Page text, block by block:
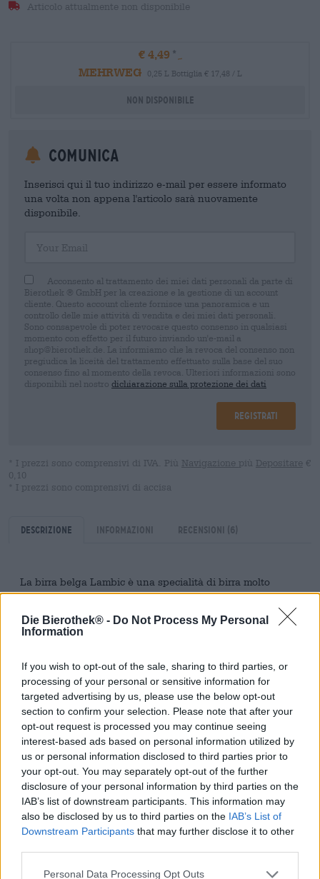
Die Bierothek® - Do Not Process My Personal
Information
If you wish to opt-out of the sale, sharing to third parties, or
processing of your personal or sensitive information for
targeted advertising by us, please use the below opt-out
section to confirm your selection. Please note that after your
opt-out request is processed you may continue seeing
interest-based ads based on personal information utilized by
us or personal information disclosed to third parties prior to
your opt-out. You may separately opt-out of the further
disclosure of your personal information by third parties on the
IAB’s list of downstream participants. This information may
also be disclosed by us to third parties on the IAB’s List of
Downstream Participants that may further disclose it to other
Personal Data Processing Opt Outs
Articolo attualmente non disponibile
€ 4,49
MEHRWEG
0,25 L Bottiglia € 17,48 / L
Non disponibile
Comunica
Inserisci qui il tuo indirizzo e-mail per essere informato
una volta non appena l'articolo sarà nuovamente
disponibile.
Acconsento al trattamento dei miei dati personali da parte di
Bierothek ® GmbH per la creazione e la gestione di un account
cliente. Questo account cliente fornisce una panoramica e un
controllo delle mie attività di vendita e dei miei dati personali.
Sono consapevole di poter revocare questo consenso in qualsiasi
momento con effetto per il futuro inviando un'e-mail a
shop@bierothek.de. La informiamo che la revoca del consenso non
pregiudica la liceità del trattamento effettuato sulla base del suo
consenso fino al momento della revoca. Ulteriori informazioni sono
disponibili nel nostro dichiarazione sulla protezione dei dati
Registrati
* I prezzi sono comprensivi di IVA. Più Navigazione più Depositare €
0,10
* I prezzi sono comprensivi di accisa
Descrizione Informazioni Recensioni (6)
La birra belga Lambic è una specialità di birra molto
speciale che potrebbe sembrare strana ai bevitori di birra
spontaneamente e solitamente ulteriormente elaborate.
Geuze, Kriek e altre birre acide sono basate sulle birre
di birra insoliti e produce birre eccellenti.
Il loro Framboise è un Geuze, che è una miscela di vari
altri Geuze. Dopo il processo di produzione della birra, alla
birra viene aggiunto un concentrato di lamponi. Il
risultato è una birra alla frutta rinfrescante che ha un
sapore paradisiaco di lamponi appena raccolti e di lunghi
pomeriggi estivi nel giardino della nonna.
Il Framboise di Lindeman si presenta in un rosso rame
meravigliosamente fresco con riflessi rosa che brillano
magnificamente quando la luce lo colpisce. Una schiuma
rosa corona questa birra eccezionale. Quando viene
profumo di una manciata di lamponi appena raccolti.